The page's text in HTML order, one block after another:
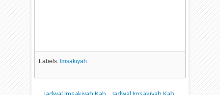
Labels: Imsakiyah